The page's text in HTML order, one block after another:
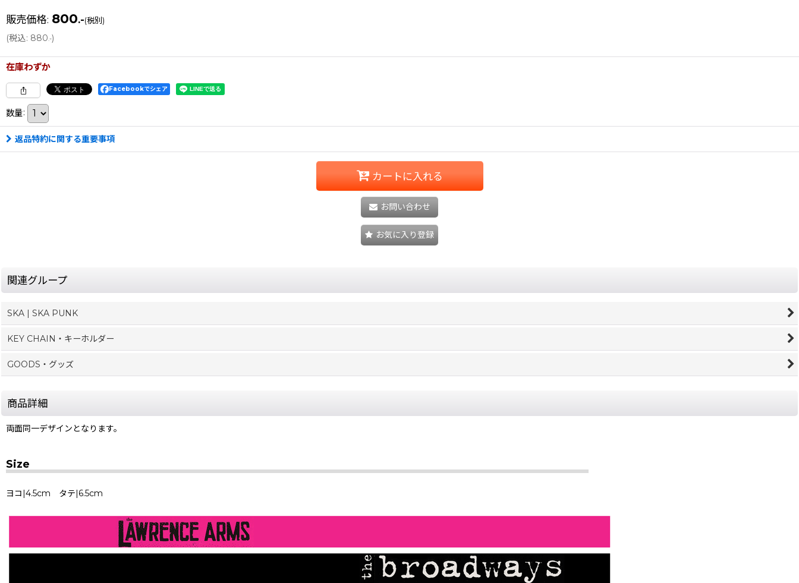
販売価格: 800.-(税別)
(税込: 880.-)
在庫わずか
Facebookでシェア
数量:
返品特約に関する重要事項
カートに入れる
お問い合わせ
お気に入り登録
関連グループ
SKA | SKA PUNK
KEY CHAIN・キーホルダー
GOODS・グッズ
商品詳細
両面同一デザインとなります。
Size
ヨコ|4.5cm タテ|6.5cm